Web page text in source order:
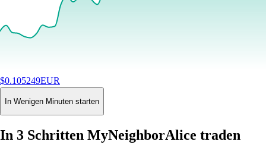
$0.105249EUR
+2.98%24H
Buy
In Wenigen Minuten starten
In 3 Schritten MyNeighborAlice traden